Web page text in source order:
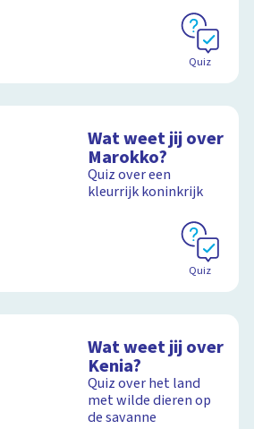
Quiz
Wat weet jij over
Marokko?
Quiz over een
kleurrijk koninkrijk
Quiz
Wat weet jij over
Kenia?
Quiz over het land
met wilde dieren op
de savanne